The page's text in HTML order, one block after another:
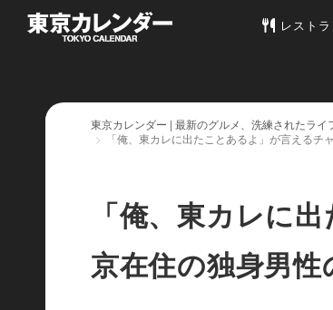
東京カレ
レスト
東京カレンダー | 最新のグルメ、洗練されたライ
「俺、東カレに出たことあるよ」が言える
「俺、東カレに
京在住の独身男